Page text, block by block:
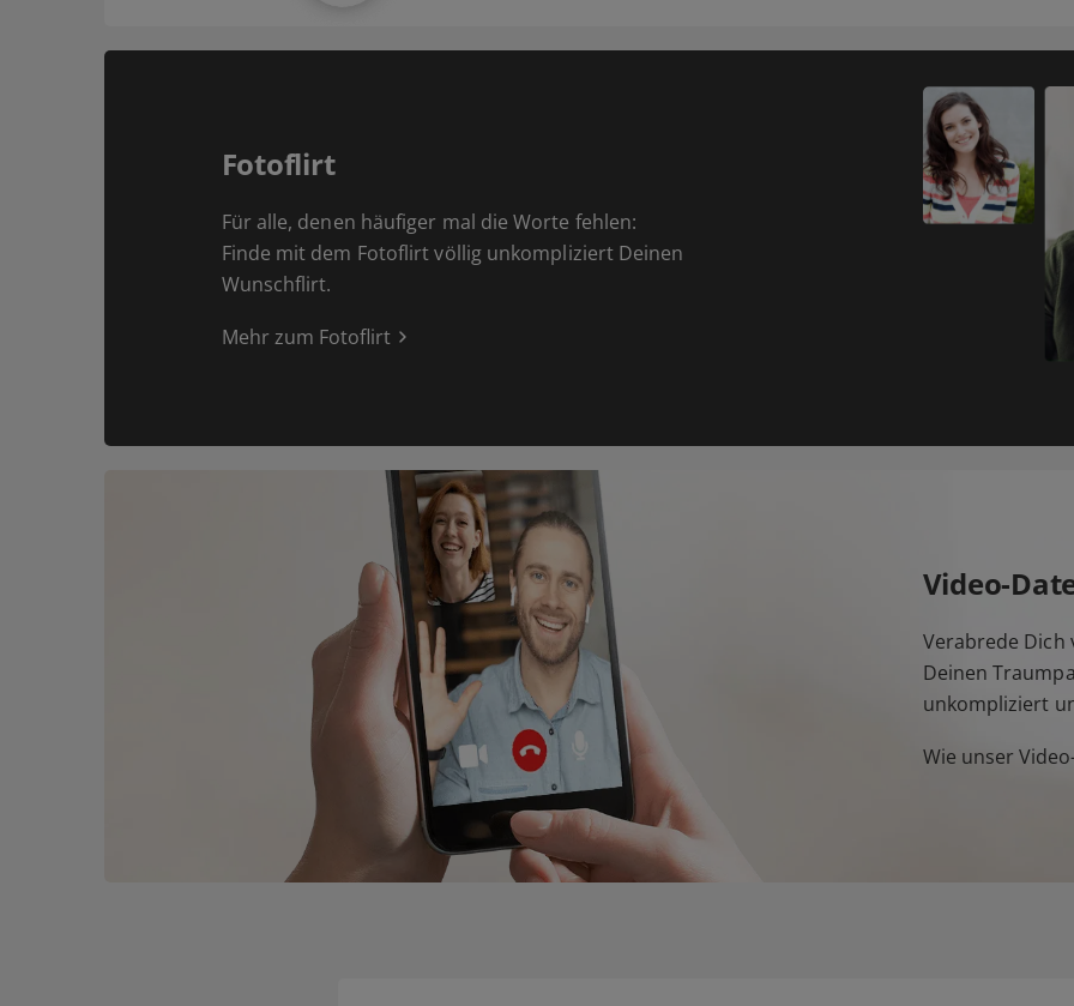
Fotoflirt
Für alle, denen häufiger mal die Worte fehlen:
Finde mit dem Fotoflirt völlig unkompliziert Deinen
Wunschflirt.
Mehr zum Fotoflirt
Video-
Verabrede
Deinen
unkompliziert
Wie unser